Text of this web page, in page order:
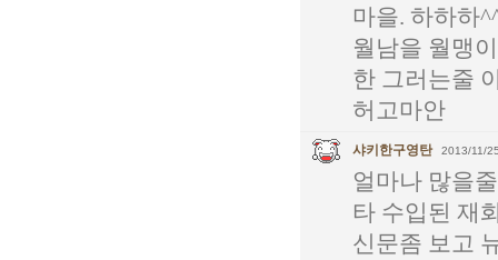
마을. 하하하
월남을 월맹
한 그러는줄
허고마안
샤키한구영탄 2013/11/
얼마나 많을
타 수입된 재
신문좀 보고